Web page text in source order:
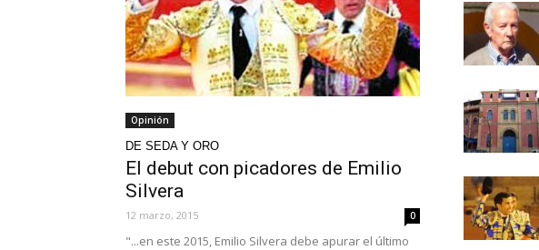
Opinión
DE SEDA Y ORO
El debut con picadores de Emilio
Silvera
12 marzo, 2015 0
"...en este 2015, Emilio Silvera debe apurar el último